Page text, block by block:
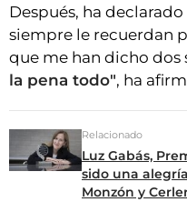
Después, ha
siempre le recuerdan
que me han dicho dos
la pena todo", ha
Relacionado
Luz Gabás,
sido una
Monzón y